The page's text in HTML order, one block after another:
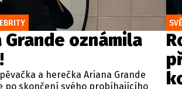
Grande oznámila
a herečka Ariana Grande
po skončení svého probíhajícího